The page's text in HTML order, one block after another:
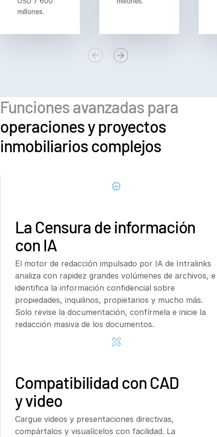
millones.
Funciones avanzadas para
operaciones y proyectos
inmobiliarios complejos
La Censura de información
con IA
El motor de redacción impulsado por IA de Intralinks
analiza con rapidez grandes volúmenes de archivos, e
identifica la información confidencial sobre
propiedades, inquilinos, propietarios y mucho más.
Solo revise la documentación, confírmela e inicie la
redacción masiva de los documentos.
Compatibilidad con CAD
y video
Cargue videos y presentaciones directivas,
compártalos y visualícelos con facilidad. La